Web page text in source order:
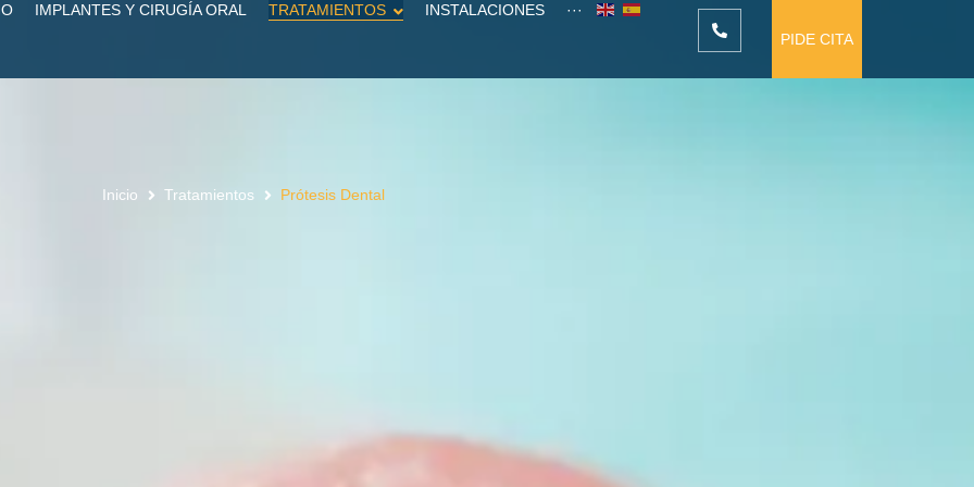
IMPLANTES Y CIRUGÍA ORAL TRATAMIENTOS INSTALACIONES
···
PIDE CITA
Inicio Tratamientos Prótesis Dental